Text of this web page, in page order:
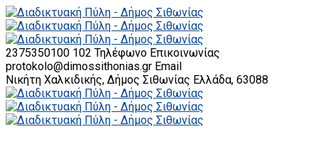
2375350100 102 Τηλέφωνο Επικοινωνίας
protokolo@dimossithonias.gr Email
Νικήτη Χαλκιδικής, Δήμος Σιθωνίας Ελλάδα, 63088